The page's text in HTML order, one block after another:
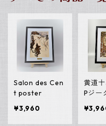
Salon des Cen
t poster
¥3,960
黄道
Pジー